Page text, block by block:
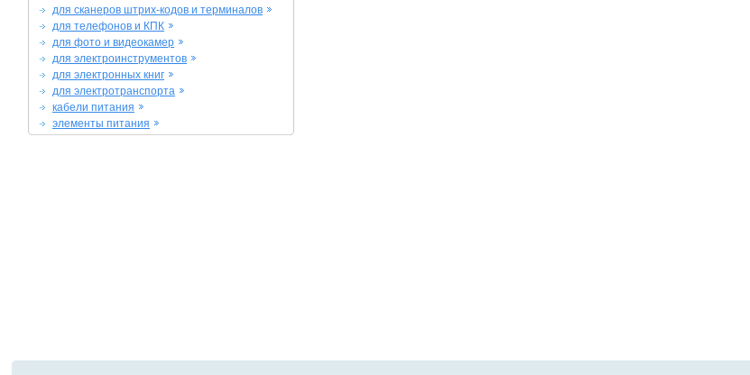
для сканеров штрих-кодов и терминалов
для телефонов и КПК
для фото и видеокамер
для электроинструментов
для электронных книг
для электротранспорта
кабели питания
элементы питания